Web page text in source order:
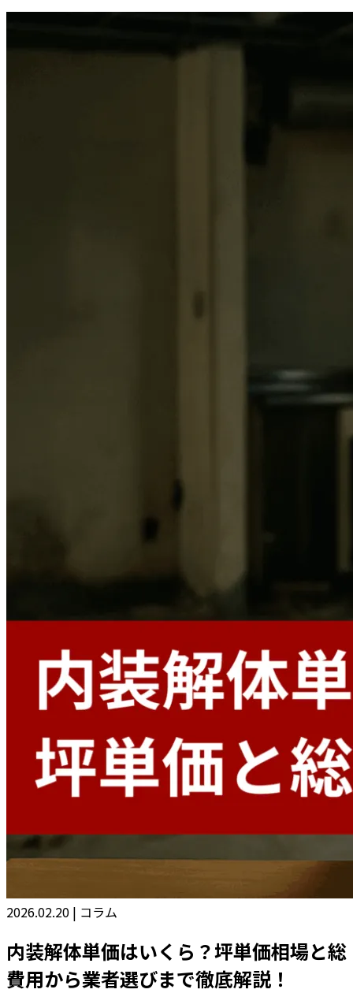
2026.02.20 | コラム
内装解体単価はいくら？坪単価相場と総
費用から業者選びまで徹底解説！